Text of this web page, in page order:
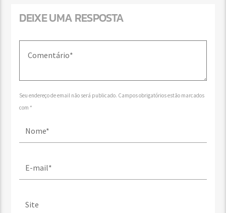
DEIXE UMA RESPOSTA
Seu endereço de email não será publicado. Campos obrigatórios estão marcados
com *